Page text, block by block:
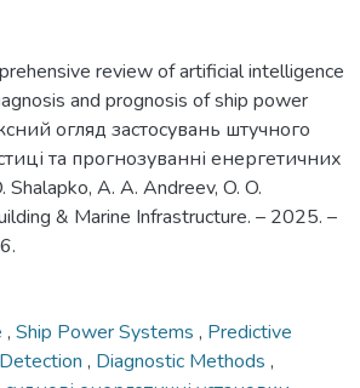
review of artificial intelligence
and prognosis of ship power
огляд застосувань штучного
та прогнозуванні енергетичних
Shalapko, A. A. Andreev, O. O.
& Marine Infrastructure. – 2025. –
, Ship Power Systems , Predictive
, Diagnostic Methods ,